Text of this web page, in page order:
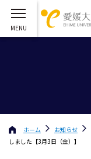
ホーム お知らせ
しました【3月3日（金）】